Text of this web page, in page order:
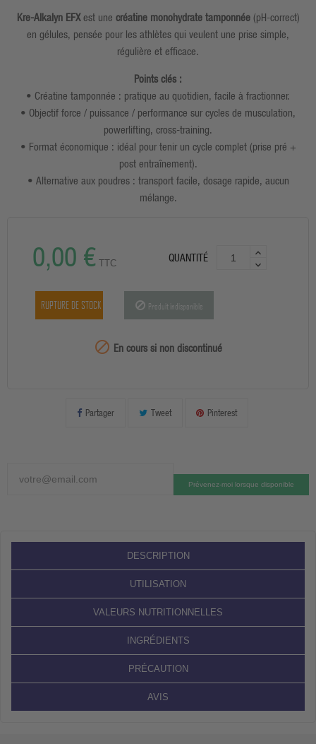
Kre-Alkalyn EFXest une créatine monohydrate tamponnée(pH-correct)
en gélules, pensée pour les athlètes qui veulent une prise simple,
régulière et efficace.
Points clés :
• Créatine tamponnée : pratique au quotidien, facile à fractionner.
• Objectif force / puissance / performance sur cycles de musculation,
powerlifting, cross-training.
• Format économique : idéal pour tenir un cycle complet (prise pré +
post entraînement).
• Alternative aux poudres : transport facile, dosage rapide, aucun
mélange.
0,00 € TTC QUANTITÉ
RUPTURE DE STOCK Produit indisponible
 En cours si non discontinué
Partager Tweet Pinterest
Prévenez-moi lorsque disponible
DESCRIPTION
UTILISATION
VALEURS NUTRITIONNELLES
INGRÉDIENTS
PRÉCAUTION
AVIS